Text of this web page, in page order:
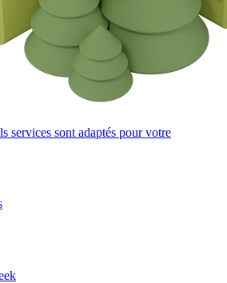
services sont adaptés pour votre